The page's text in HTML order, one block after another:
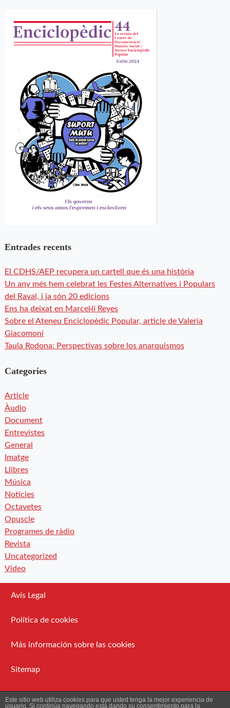
Entrades recents
El CDHS/AEP recupera un cartell que és una història
Un any més hem celebrat les Festes Alternatives i Populars
del Raval, i ja són 20 edicions
Ens ha deixat en Marcel·lí Reyes
Sobre el Ateneu Enciclopèdic Popular, article de Valeria
Giacomoni
Taula Rodona: Perspectivas sobre los anarquismos
Categories
Article
Àudio
Document
Entrevistes
General
Imatge
Llibres
Música
Notícies
Octavetes
Opuscle
Programes de ràdio
Revista
Uncategorized
Video
Avís Legal
Política de cookies
Más información sobre las cookies
Sitemap
Administració
Este sitio web utiliza cookies para que usted tenga la mejor experiencia de
usuario. Si continúa navegando está dando su consentimiento para la